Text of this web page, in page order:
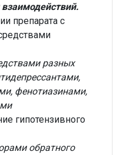
препарата с
разных
фенотиазинами,
гипотензивного
обратного